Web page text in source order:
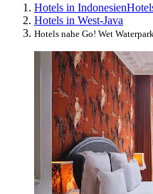
Hotels in Indonesien
Hotels in West-Java
Hotels nahe Go! Wet